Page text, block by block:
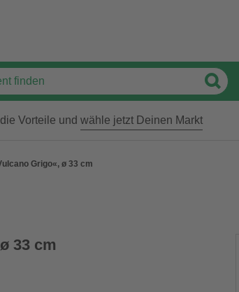
Vorteile und wähle jetzt Deinen Markt
Grigo«, ø 33 cm
33 cm